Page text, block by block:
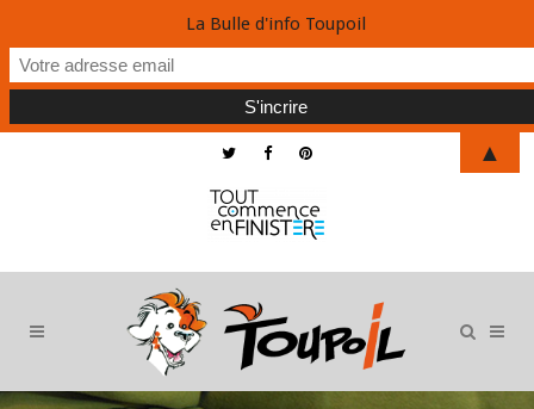
La Bulle d'info Toupoil
▲